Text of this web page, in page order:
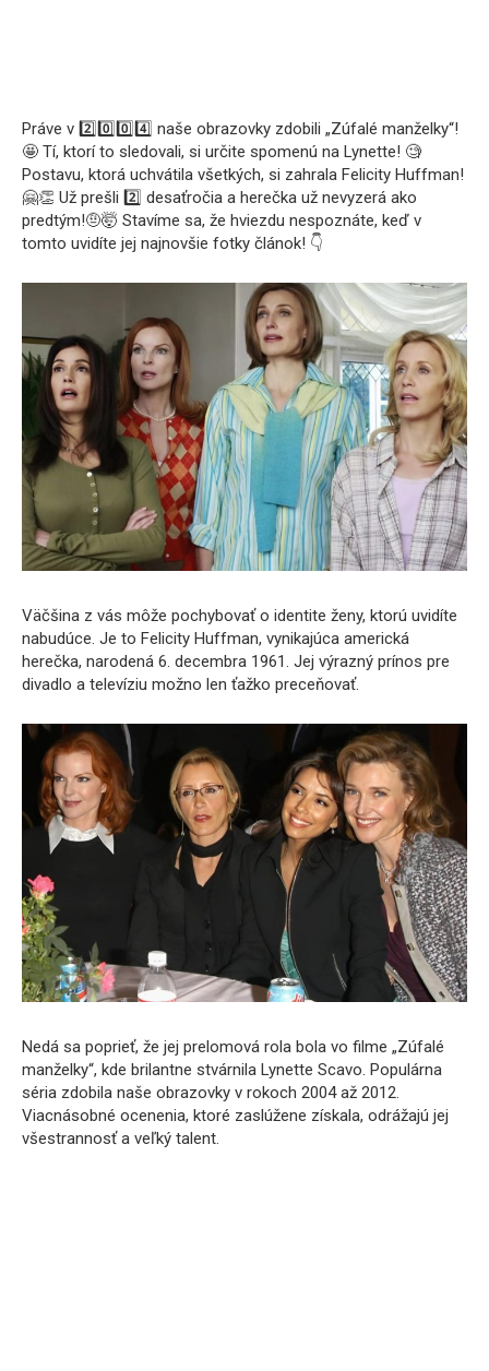
Práve v 2️⃣0️⃣0️⃣4️⃣ naše obrazovky zdobili „Zúfalé manželky“!
🤩 Tí, ktorí to sledovali, si určite spomenú na Lynette! 🧐
Postavu, ktorá uchvátila všetkých, si zahrala Felicity Huffman!
🤗👏 Už prešli 2️⃣ desaťročia a herečka už nevyzerá ako
predtým!🤨🤯 Stavíme sa, že hviezdu nespoznáte, keď v
tomto uvidíte jej najnovšie fotky článok! 👇
Väčšina z vás môže pochybovať o identite ženy, ktorú uvidíte
nabudúce. Je to Felicity Huffman, vynikajúca americká
herečka, narodená 6. decembra 1961. Jej výrazný prínos pre
divadlo a televíziu možno len ťažko preceňovať.
Nedá sa poprieť, že jej prelomová rola bola vo filme „Zúfalé
manželky“, kde brilantne stvárnila Lynette Scavo. Populárna
séria zdobila naše obrazovky v rokoch 2004 až 2012.
Viacnásobné ocenenia, ktoré zaslúžene získala, odrážajú jej
všestrannosť a veľký talent.